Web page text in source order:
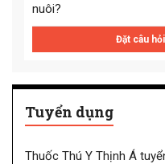
nuôi?
Đặt câu
Tuyển dụng
Thuốc Thú Y Thịnh Á